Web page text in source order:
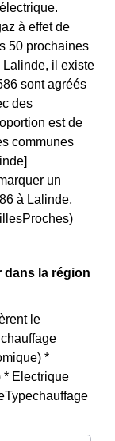
à effet de
50 prochaines
Lalinde, il existe
sont agréés
des
est de
communes
un
à Lalinde,
dans la région
le
*
* Electrique